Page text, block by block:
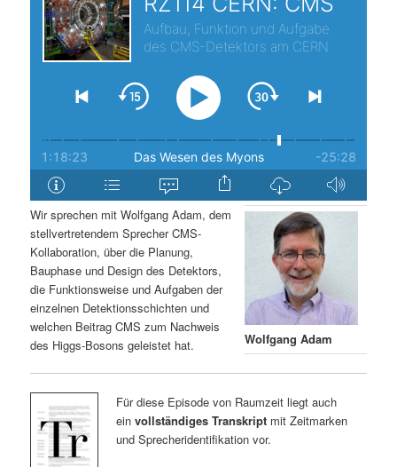
s
p
n
g
e
n
l
t
r
i
n
g
e
Wolfgang Adam
Wir sprechen mit Wolfgang Adam, dem
stellvertretendem Sprecher CMS-
Kollaboration, über die Planung,
Bauphase und Design des Detektors,
die Funktionsweise und Aufgaben der
einzelnen Detektionsschichten und
welchen Beitrag CMS zum Nachweis
des Higgs-Bosons geleistet hat.
Für diese Episode von Raumzeit liegt auch
ein vollständiges Transkriptmit Zeitmarken
und Sprecheridentifikation vor.